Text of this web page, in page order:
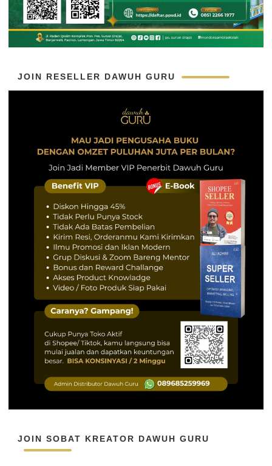
JOIN RESELLER DAWUH GURU
JOIN SOBAT KREATOR DAWUH GURU